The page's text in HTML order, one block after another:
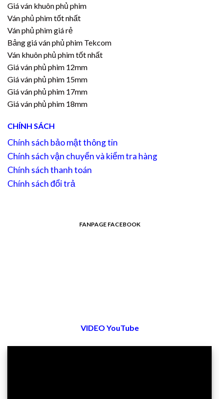
Giá ván khuôn phủ phim
Ván phủ phim tốt nhất
Ván phủ phim giá rẻ
Bảng giá ván phủ phim Tekcom
Ván khuôn phủ phim tốt nhất
Giá ván phủ phim 12mm
Giá ván phủ phim 15mm
Giá ván phủ phim 17mm
Giá ván phủ phim 18mm
CHÍNH SÁCH
Chính sách bảo mật thông tin
Chính sách vận chuyển và kiểm tra hàng
Chính sách thanh toán
Chính sách đổi trả
FANPAGE FACEBOOK
VIDEO YouTube